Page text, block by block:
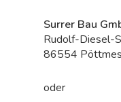
Surrer Bau
Rudolf-Diesel-
86554 Pöttmes
oder